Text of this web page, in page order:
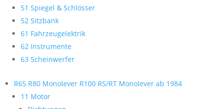
51 Spiegel & Schlösser
52 Sitzbank
61 Fahrzeugelektrik
62 Instrumente
63 Scheinwerfer
R65 R80 Monolever R100 RS/RT Monolever ab 1984
11 Motor